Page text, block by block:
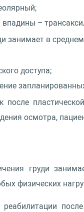
–
занимает в
доступа;
после
осмотра,
груди
физических
реабилитации